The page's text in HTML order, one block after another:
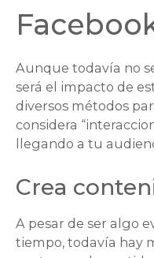
Aunque todavía no
será el impacto de
diversos métodos
considera
llegando a tu
Crea
A pesar de ser algo
tiempo, todavía hay